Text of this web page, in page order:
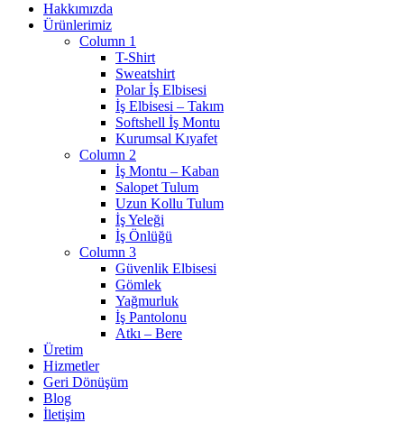
Hakkımızda
Ürünlerimiz
Column 1
T-Shirt
Sweatshirt
Polar İş Elbisesi
İş Elbisesi – Takım
Softshell İş Montu
Kurumsal Kıyafet
Column 2
İş Montu – Kaban
Salopet Tulum
Uzun Kollu Tulum
İş Yeleği
İş Önlüğü
Column 3
Güvenlik Elbisesi
Gömlek
Yağmurluk
İş Pantolonu
Atkı – Bere
Üretim
Hizmetler
Geri Dönüşüm
Blog
İletişim